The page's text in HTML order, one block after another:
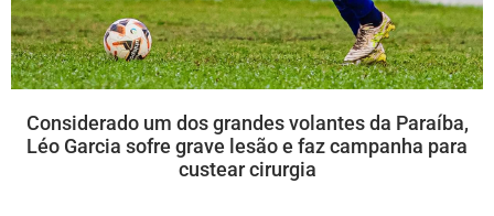
Considerado um dos grandes volantes da Paraíba,
Léo Garcia sofre grave lesão e faz campanha para
custear cirurgia